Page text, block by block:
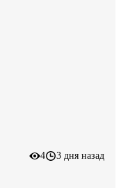
4 3 дня назад